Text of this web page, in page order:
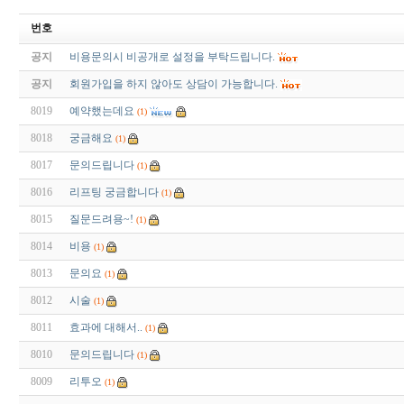
번호
공지 비용문의시 비공개로 설정을 부탁드립니다.
공지 회원가입을 하지 않아도 상담이 가능합니다.
8019 예약했는데요 (1)
8018 궁금해요 (1)
8017 문의드립니다 (1)
8016 리프팅 궁금합니다 (1)
8015 질문드려용~! (1)
8014 비용 (1)
8013 문의요 (1)
8012 시술 (1)
8011 효과에 대해서.. (1)
8010 문의드립니다 (1)
8009 리투오 (1)